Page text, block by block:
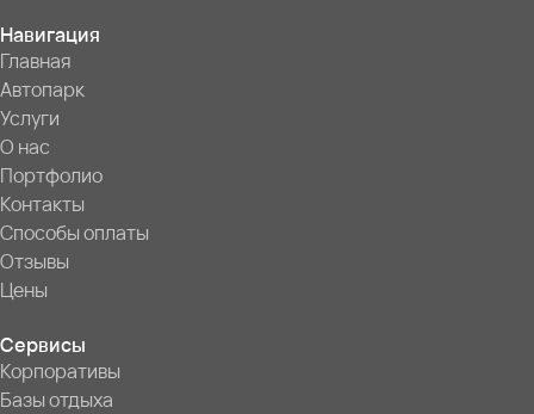
Навигация
Главная
Автопарк
Услуги
О нас
Портфолио
Контакты
Способы оплаты
Отзывы
Цены
Сервисы
Корпоративы
Базы отдыха